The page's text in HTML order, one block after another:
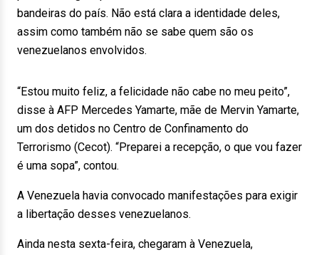
bandeiras do país. Não está clara a identidade deles,
assim como também não se sabe quem são os
venezuelanos envolvidos.
“Estou muito feliz, a felicidade não cabe no meu peito”,
disse à AFP Mercedes Yamarte, mãe de Mervin Yamarte,
um dos detidos no Centro de Confinamento do
Terrorismo (Cecot). “Preparei a recepção, o que vou fazer
é uma sopa”, contou.
A Venezuela havia convocado manifestações para exigir
a libertação desses venezuelanos.
Ainda nesta sexta-feira, chegaram à Venezuela,